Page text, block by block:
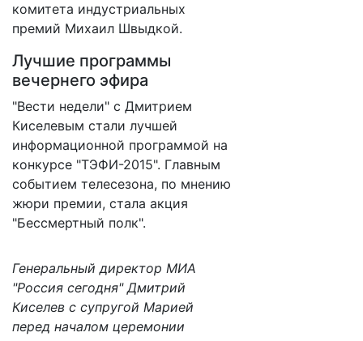
комитета индустриальных
премий Михаил Швыдкой.
Лучшие программы
вечернего эфира
"Вести недели" с Дмитрием
Киселевым стали лучшей
информационной программой на
конкурсе "ТЭФИ-2015". Главным
событием телесезона, по мнению
жюри премии, стала акция
"Бессмертный полк".
Генеральный директор МИА
"Россия сегодня" Дмитрий
Киселев с супругой Марией
перед началом церемонии